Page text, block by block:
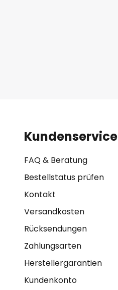
Kundenservice
FAQ & Beratung
Bestellstatus prüfen
Kontakt
Versandkosten
Rücksendungen
Zahlungsarten
Herstellergarantien
Kundenkonto